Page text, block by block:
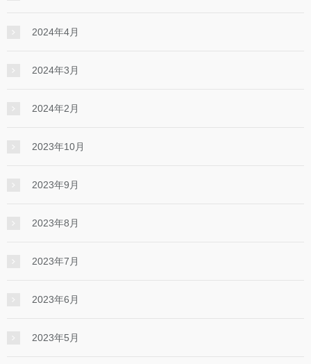
2024年4月
2024年3月
2024年2月
2023年10月
2023年9月
2023年8月
2023年7月
2023年6月
2023年5月